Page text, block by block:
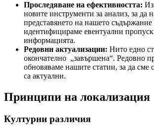
Проследяване на ефективността:
новите инструменти за анализ, за ​​да
представянето на нашето съдържание
идентифицираме евентуални
информацията.
Редовни актуализации: Нито едно
окончателно „завършена“. Редовно
обновяваме нашите статии, за да сме
са актуални.
Принципи на локализация
Културни различия